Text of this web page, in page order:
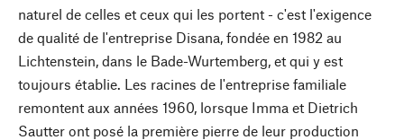
naturel de celles et ceux qui les portent - c'est l'exigence
de qualité de l'entreprise Disana, fondée en 1982 au
Lichtenstein, dans le Bade-Wurtemberg, et qui y est
toujours établie. Les racines de l'entreprise familiale
remontent aux années 1960, lorsque Imma et Dietrich
Sautter ont posé la première pierre de leur production